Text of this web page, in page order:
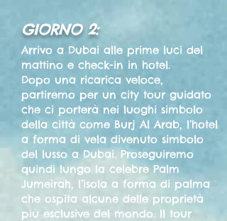
GIORNO 2:
Arrivo a Dubai alle prime luci del
mattino e check-in in hotel.
Dopo una ricarica veloce,
partiremo per un city tour guidato
che ci porterà nei luoghi simbolo
della città come Burj Al Arab, l’hotel
a forma di vela divenuto simbolo
del lusso a Dubai. Proseguiremo
quindi lungo la celebre Palm
Jumeirah, l’isola a forma di palma
che ospita alcune delle proprietà
più esclusive del mondo. Il tour